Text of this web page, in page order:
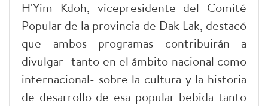
H'Yim Kdoh, vicepresidente del Comité
Popular de la provincia de Dak Lak, destacó
que ambos programas contribuirán a
divulgar -tanto en el ámbito nacional como
internacional- sobre la cultura y la historia
de desarrollo de esa popular bebida tanto